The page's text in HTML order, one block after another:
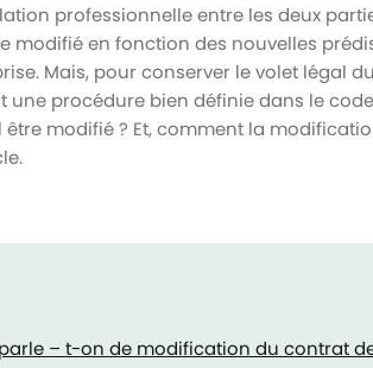
professionnelle entre les deux
modifié en fonction des nouvelles
Mais, pour conserver le volet légal
une procédure bien définie dans le
modifié ? Et, comment la
– t-on de modification du contrat